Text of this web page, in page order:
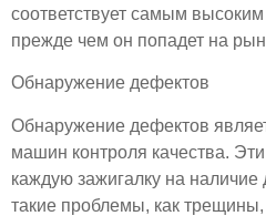
соответствует самым
прежде чем он попадет на
Обнаружение дефектов
Обнаружение дефектов
машин контроля качества.
каждую зажигалку на
такие проблемы, как